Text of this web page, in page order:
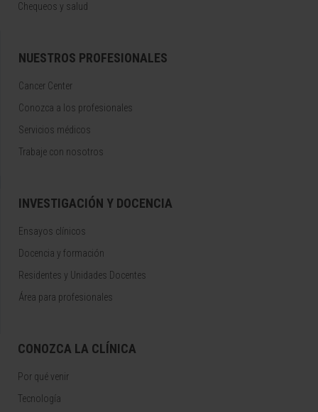
Chequeos y salud
NUESTROS PROFESIONALES
Cancer Center
Conozca a los profesionales
Servicios médicos
Trabaje con nosotros
INVESTIGACIÓN Y DOCENCIA
Ensayos clínicos
Docencia y formación
Residentes y Unidades Docentes
Área para profesionales
CONOZCA LA CLÍNICA
Por qué venir
Tecnología